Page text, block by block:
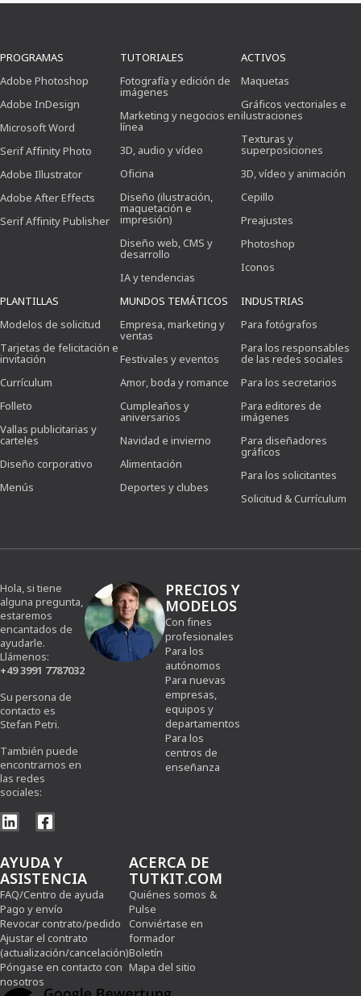
PROGRAMAS
Adobe Photoshop
Adobe InDesign
Microsoft Word
Serif Affinity Photo
Adobe Illustrator
Adobe After Effects
Serif Affinity Publisher
TUTORIALES
Fotografía y edición de
imágenes
Marketing y negocios en
línea
3D, audio y vídeo
Oficina
Diseño (ilustración,
maquetación e
impresión)
Diseño web, CMS y
desarrollo
IA y tendencias
ACTIVOS
Maquetas
Gráficos vectoriales e
ilustraciones
Texturas y
superposiciones
3D, vídeo y animación
Cepillo
Preajustes
Photoshop
Iconos
PLANTILLAS
Modelos de solicitud
Tarjetas de felicitación e
invitación
Currículum
Folleto
Vallas publicitarias y
carteles
Diseño corporativo
Menús
MUNDOS TEMÁTICOS
Empresa, marketing y
ventas
Festivales y eventos
Amor, boda y romance
Cumpleaños y
aniversarios
Navidad e invierno
Alimentación
Deportes y clubes
INDUSTRIAS
Para fotógrafos
Para los responsables
de las redes sociales
Para los secretarios
Para editores de
imágenes
Para diseñadores
gráficos
Para los solicitantes
Solicitud & Currículum
Hola, si tiene
alguna pregunta,
estaremos
encantados de
ayudarle.
Llámenos:
+49 3991 7787032
Su persona de
contacto es
Stefan Petri.
También puede
encontrarnos en
las redes
sociales:
PRECIOS Y
MODELOS
Con fines
profesionales
Para los
autónomos
Para nuevas
empresas,
equipos y
departamentos
Para los
centros de
enseñanza
AYUDA Y
ASISTENCIA
FAQ/Centro de ayuda
Pago y envío
Revocar contrato/pedido
Ajustar el contrato
(actualización/cancelación)
Póngase en contacto con
nosotros
ACERCA DE
TUTKIT.COM
Quiénes somos &
Pulse
Conviértase en
formador
Boletín
Mapa del sitio